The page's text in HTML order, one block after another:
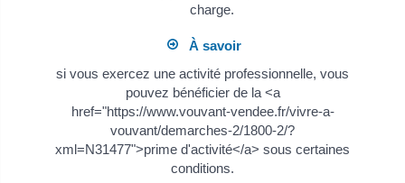
charge.
À savoir
si vous exercez une activité professionnelle, vous
pouvez bénéficier de la <a
href="https://www.vouvant-vendee.fr/vivre-a-
vouvant/demarches-2/1800-2/?
xml=N31477">prime d'activité</a> sous certaines
conditions.